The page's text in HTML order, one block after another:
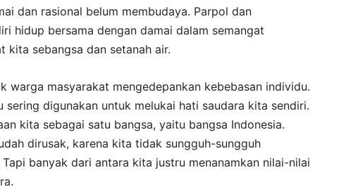
dan rasional belum membudaya. Parpol dan
hidup bersama dengan damai dalam semangat
kita sebangsa dan setanah air.
warga masyarakat mengedepankan kebebasan individu.
digunakan untuk melukai hati saudara kita sendiri.
kita sebagai satu bangsa, yaitu bangsa Indonesia.
dirusak, karena kita tidak sungguh-sungguh
banyak dari antara kita justru menanamkan nilai-nilai